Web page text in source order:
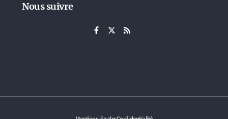
Nous suivre